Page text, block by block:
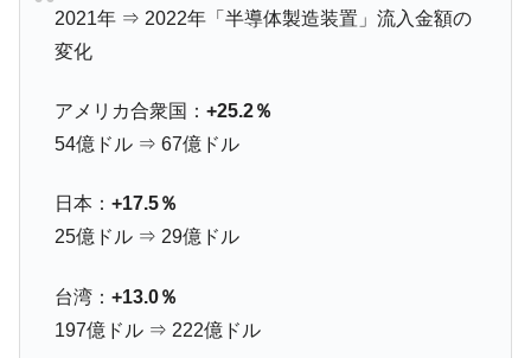
『Money1』
韓国型イージス搭載の次世代駆逐艦
「KDDX」1番艦、2032年竣工と公示
に韓国がいっちょがみしたのでは。
『Money1』
韓国政府『BYD』車への補助金を全廃 ⇒ 実
1.9倍！
『Money1』
在韓米国大使スティールが着韓！⇒ さっそ
ドを掲げる「在韓反米勢力」
『Money1』
韓国政府「2035年までに18.4GW規模のAIデ
2021年 ⇒ 2022年「半導体製造装置」流入金額の
変化
アメリカ合衆国： +25.2％
54億ドル ⇒ 67億ドル
日本： +17.5％
25億ドル ⇒ 29億ドル
台湾： +13.0％
197億ドル ⇒ 222億ドル